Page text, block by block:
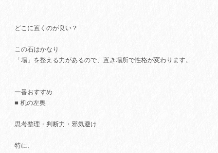
どこに置くのが良い？
この石はかなり
「場」を整える力があるので、置き場所で性格が変わります。
一番おすすめ
■ 机の左奥
思考整理・判断力・邪気避け
特に、